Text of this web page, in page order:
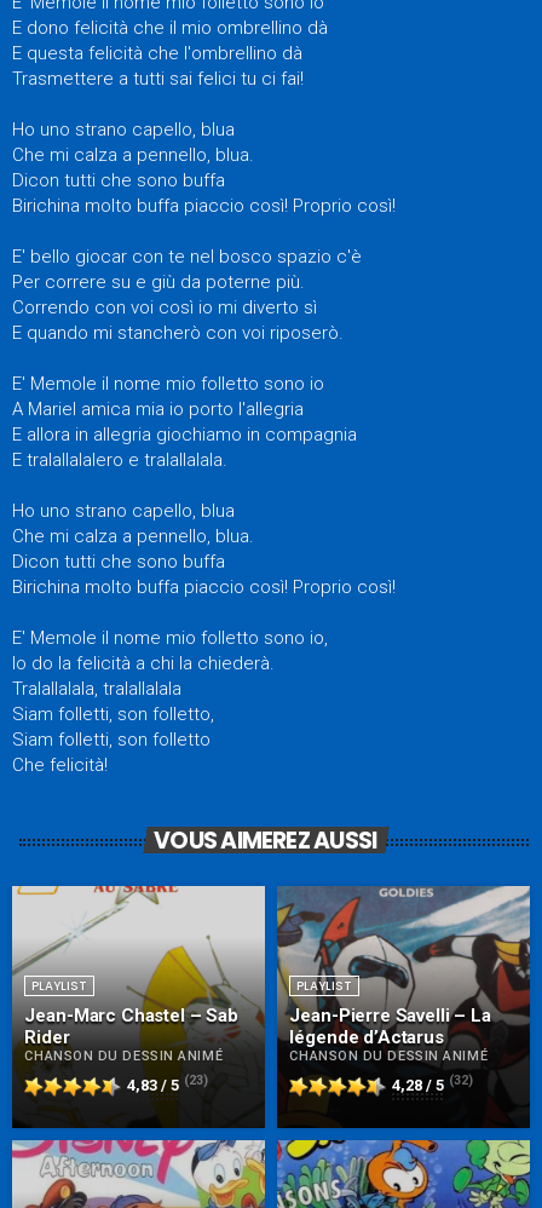
E dono felicità che il mio ombrellino dà
E questa felicità che l'ombrellino dà
Trasmettere a tutti sai felici tu ci fai!
Ho uno strano capello, blua
Che mi calza a pennello, blua.
Dicon tutti che sono buffa
Birichina molto buffa piaccio così! Proprio così!
E' bello giocar con te nel bosco spazio c'è
Per correre su e giù da poterne più.
Correndo con voi così io mi diverto sì
E quando mi stancherò con voi riposerò.
E' Memole il nome mio folletto sono io
A Mariel amica mia io porto l'allegria
E allora in allegria giochiamo in compagnia
E tralallalalero e tralallalala.
Ho uno strano capello, blua
Che mi calza a pennello, blua.
Dicon tutti che sono buffa
Birichina molto buffa piaccio così! Proprio così!
E' Memole il nome mio folletto sono io,
Io do la felicità a chi la chiederà.
Tralallalala, tralallalala
Siam folletti, son folletto,
Siam folletti, son folletto
Che felicità!
VOUS AIMEREZ AUSSI
PLAYLIST
Jean-Marc Chastel – Sab
Rider
CHANSON DU DESSIN ANIMÉ
4,83 / 5 (23)
PLAYLIST
Jean-Pierre Savelli – La
légende d’Actarus
CHANSON DU DESSIN ANIMÉ
4,28 / 5 (32)